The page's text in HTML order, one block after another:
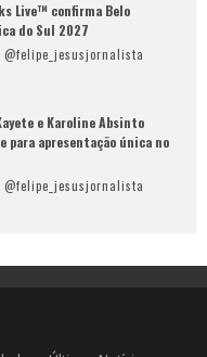
Live™ confirma Belo
do Sul 2027
@felipe_jesusjornalista
e Karoline Absinto
para apresentação única no
@felipe_jesusjornalista